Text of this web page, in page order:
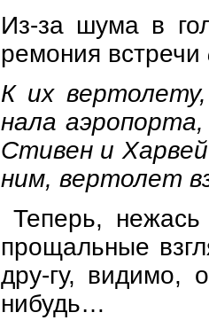
Из-за шума в
ремония встречи
К их
нала
Стивен и
ним, вертолет
Теперь,
прощальные
дру-гу, видимо,
нибудь…